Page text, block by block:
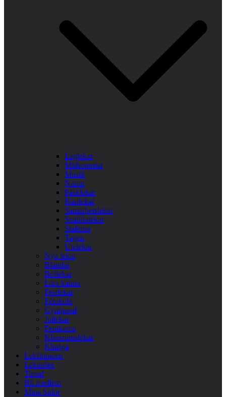
Laglekar
Midsommar
Musik
Namn
Påsklekar
Rastlekar
Samarbetslekar
Snabbalekar
Stafetter
Tagen
Utelekar
Nya lekar
Blandat
Bollekar
Lära känna
Festlekar
Förskola
Gympasal
Jullekar
Femkamp
Klassrumslekar
Kluriga
Lekfinnaren
Lekindex
Tipsa!
Bli medlem
Mina Sidor